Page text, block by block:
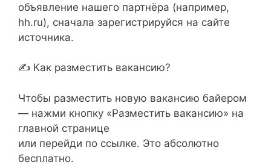
объявление нашего партнёра (например,
hh.ru), сначала зарегистрируйся на сайте
источника.
✍ Как разместить вакансию?
Чтобы разместить новую вакансию байером
— нажми кнопку «Разместить вакансию» на
главной странице
или перейди по ссылке. Это абсолютно
бесплатно.